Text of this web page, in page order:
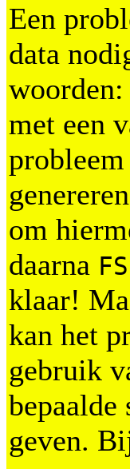
Een
data
woorden:
met een
om
daarna FS
klaar!
kan het
gebruik
bepaalde
geven.